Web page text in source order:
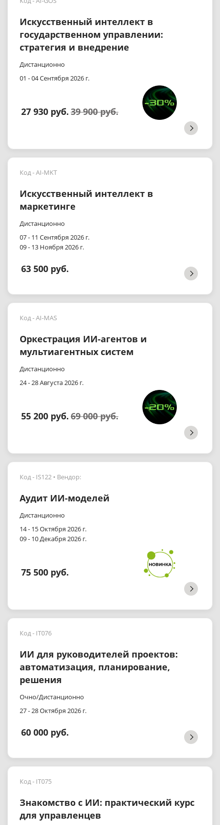
Искусственный интеллект в
государственном управлении:
стратегия и внедрение
Дистанционно
01 - 04 Сентября 2026 г.
27 930 руб. 39 900 руб.
Код - AI-MKT
Искусственный интеллект в
маркетинге
Дистанционно
07 - 11 Сентября 2026 г.
09 - 13 Ноября 2026 г.
63 500 руб.
Код - AI-MAS
Оркестрация ИИ-агентов и
мультиагентных систем
Дистанционно
24 - 28 Августа 2026 г.
55 200 руб. 69 000 руб.
Код - IS122 Вендор:
Аудит ИИ-моделей
Дистанционно
14 - 15 Октября 2026 г.
09 - 10 Декабря 2026 г.
75 500 руб.
Код - IT076
ИИ для руководителей проектов:
автоматизация, планирование,
решения
Очно/Дистанционно
27 - 28 Октября 2026 г.
60 000 руб.
Код - IT075
Знакомство с ИИ: практический курс
для управленцев